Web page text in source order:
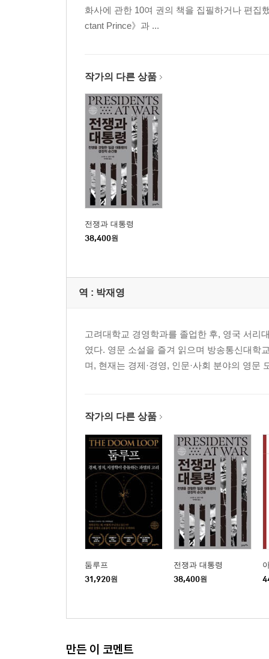
화사에 관한 10여 권의 책을 집필하거나 편집
ctant Prince》과 ...
작가의 다른 상품
전쟁과 대통령
38,400원
역 : 박재영
고려대학교 경영학과를 졸업한 후, 영국 서리
였다. 영문 소설을 즐겨 읽으며 방송통신대학
며, 현재는 경제·경영, 인문·사회 분야의 영문
작가의 다른 상품
둠루프
31,920원
전쟁과 대통령
38,400원
만든 이 코멘트